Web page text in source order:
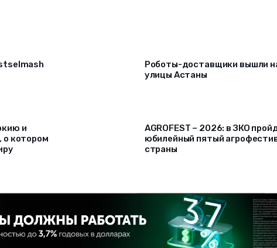
Роботы-доставщики вышли
улицы Астаны
и
о котором
AGROFEST – 2026: в ЗКО
юбилейный пятый
страны